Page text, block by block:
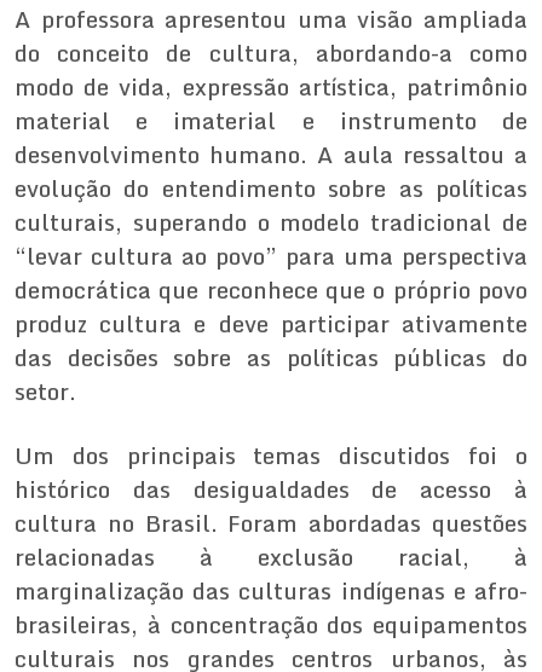
A professora apresentou uma visão ampliada
do conceito de cultura, abordando-a como
modo de vida, expressão artística, patrimônio
material e imaterial e instrumento de
desenvolvimento humano. A aula ressaltou a
evolução do entendimento sobre as políticas
culturais, superando o modelo tradicional de
“levar cultura ao povo” para uma perspectiva
democrática que reconhece que o próprio povo
produz cultura e deve participar ativamente
das decisões sobre as políticas públicas do
setor.
Um dos principais temas discutidos foi o
histórico das desigualdades de acesso à
cultura no Brasil. Foram abordadas questões
relacionadas à exclusão racial, à
marginalização das culturas indígenas e afro-
brasileiras, à concentração dos equipamentos
culturais nos grandes centros urbanos, às